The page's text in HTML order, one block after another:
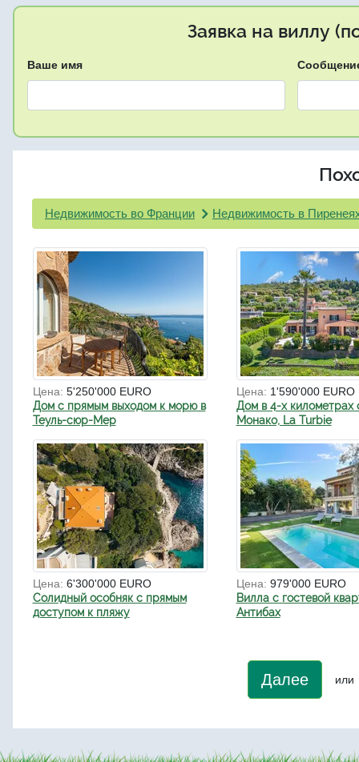
Заявка на виллу
Ваше имя
Недвижимость во Франции Недвижимость в
Цена: 5'250'000 EURO
Дом с прямым выходом к морю в
Теуль-сюр-Мер
Цена: 1'590'000 EURO
Дом в 4-х километрах
Монако, La Turbie
Цена: 6'300'000 EURO
Солидный особняк с прямым
доступом к пляжу
Цена: 979'000 EURO
Вилла с гостевой
Антибах
Далее или